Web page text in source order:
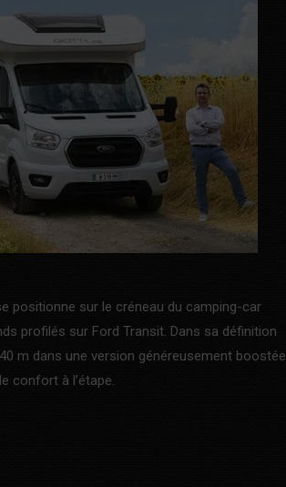
positionne sur le créneau du camping-car
profilés sur Ford Transit. Dans sa définition
m dans une version généreusement boostée
confort à l’étape.